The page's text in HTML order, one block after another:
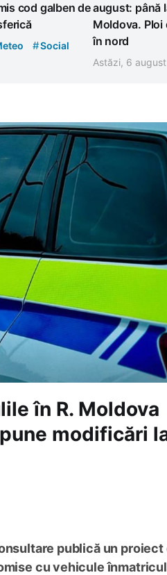
cod galben de
#Social
august: până
Moldova.
în nord
Astăzi, 6 august
în R. Moldova
modificări
publică un proiect
cu vehicule